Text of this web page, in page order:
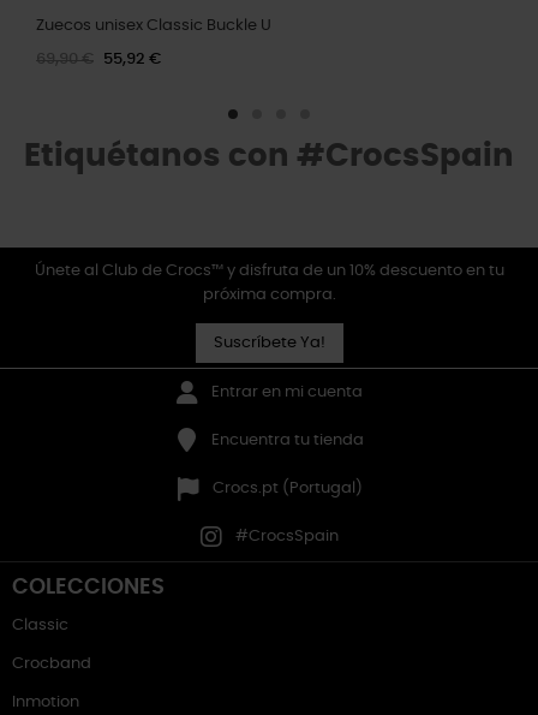
Zuecos unisex Classic Buckle U
69,90 € 55,92 €
Etiquétanos con #CrocsSpain
Únete al Club de Crocs™ y disfruta de un 10% descuento en tu
próxima compra.
Suscríbete Ya!
Entrar en mi cuenta
Encuentra tu tienda
Crocs.pt (Portugal)
#CrocsSpain
COLECCIONES
Classic
Crocband
Inmotion